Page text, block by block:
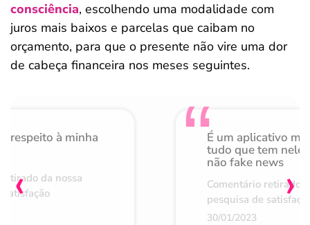
consciência, escolhendo uma modalidade com
juros mais baixos e parcelas que caibam no
orçamento, para que o presente não vire uma dor
de cabeça financeira nos meses seguintes.
respeito à minha
da nossa
É um aplicativo
tudo que tem nele
não fake news
Comentário retirado
pesquisa de
30/01/2023
‹ ›